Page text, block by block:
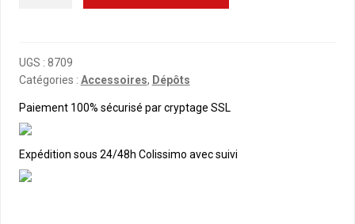
EN
BOIS
UGS : 8709
Catégories : Accessoires, Dépôts
Paiement 100% sécurisé par cryptage SSL
Expédition sous 24/48h Colissimo avec suivi